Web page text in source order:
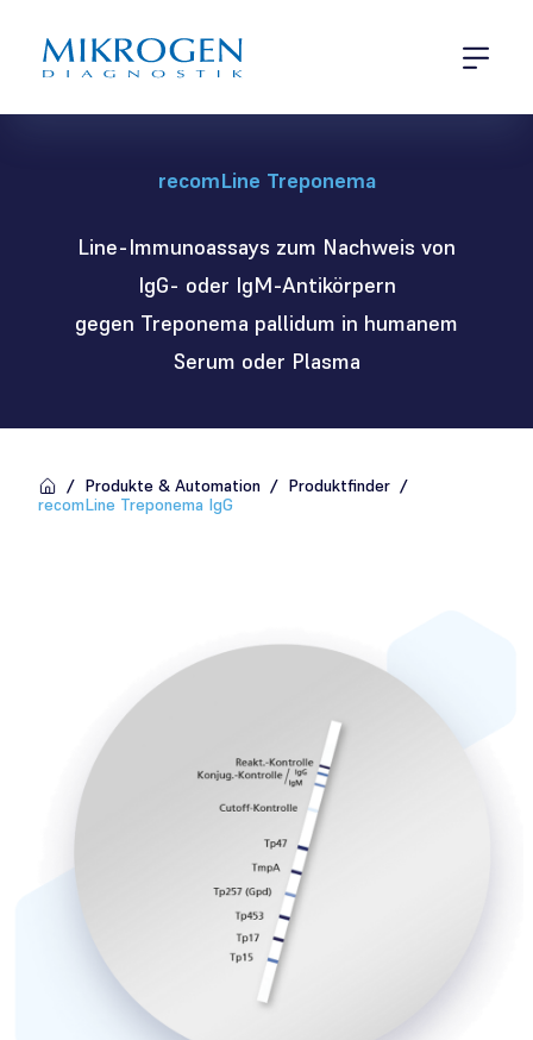
Produktfinder
Menü
recomLine Treponema
Line-Immunoassays zum Nachweis von
IgG- oder IgM-Antikörpern
gegen Treponema pallidum in humanem
Serum oder Plasma
/ Produkte & Automation / Produktfinder /
recomLine Treponema IgG